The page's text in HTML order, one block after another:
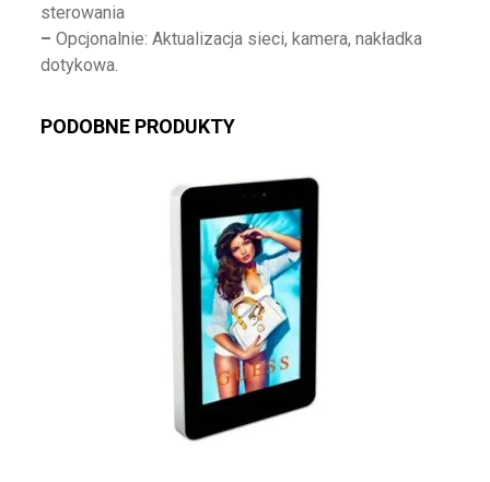
sterowania
– Opcjonalnie: Aktualizacja sieci, kamera, nakładka
dotykowa.
PODOBNE PRODUKTY